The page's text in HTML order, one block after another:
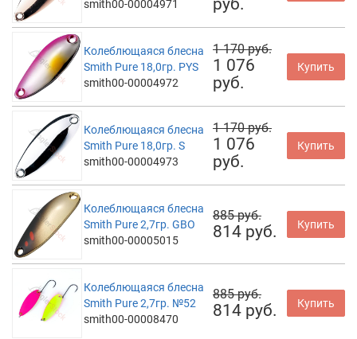
smith00-00004971 руб.
Колеблющаяся блесна
Smith Pure 18,0гр. PYS
smith00-00004972
1 170 руб.
1 076
руб.
Купить
Колеблющаяся блесна
Smith Pure 18,0гр. S
smith00-00004973
1 170 руб.
1 076
руб.
Купить
Колеблющаяся блесна
Smith Pure 2,7гр. GBO
smith00-00005015
885 руб.
814 руб. Купить
Колеблющаяся блесна
Smith Pure 2,7гр. №52
smith00-00008470
885 руб.
814 руб. Купить